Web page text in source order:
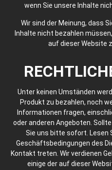
wenn Sie unsere Inhalte
Wir sind der Meinung, dass
Inhalte nicht bezahlen
auf dieser Website
Unter keinen Umständen
Produkt zu bezahlen, noch
Informationen fragen,
oder anderen Angeboten.
Sie uns bitte sofort. Lesen
Geschäftsbedingungen des
Kontakt treten. Wir verdienen
einige der auf dieser